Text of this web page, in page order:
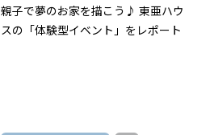
親子で夢のお家を描こう♪ 東亜ハウ
スの「体験型イベント」をレポート